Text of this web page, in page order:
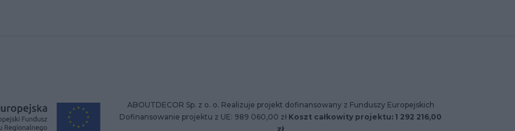
ABOUTDECOR Sp. z o. o. Realizuje projekt dofinansowany z Funduszy Europejskich
Dofinansowanie projektu z UE: 989 060,00 zł Koszt całkowity projektu: 1 292 216,00
zł